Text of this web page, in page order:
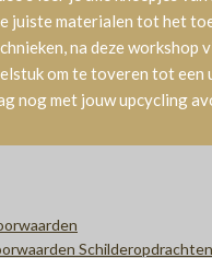
juiste materialen tot het
na deze workshop
om te toveren tot een
nog met jouw upcycling
Schilderopdrachten